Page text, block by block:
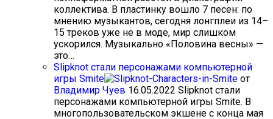
коллектива. В пластинку вошло 7 песен: по
мнению музыкантов, сегодня лонгплеи из 14–
15 треков уже не в моде, мир слишком
ускорился. Музыкально «Половина весны» —
это…
Slipknot стали персонажами компьютерной
игры Smite
от
Владимир Чуев 16.05.2022 Slipknot стали
персонажами компьютерной игры Smite. В
многопользовательском экшене с конца мая